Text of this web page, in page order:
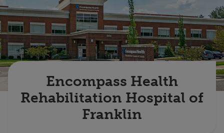
Buscar un centro
Inversores
Empleos
Pagar mi facturaEncompass Health
Rehabilitation Hospital of
Franklin